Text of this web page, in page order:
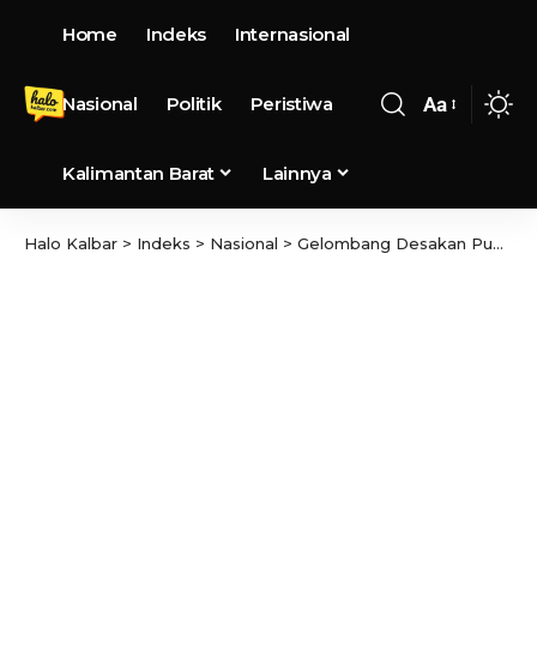
Home Indeks Internasional
Nasional Politik Peristiwa
Kalimantan Barat Lainnya
Aa
Halo Kalbar > Indeks > Nasional > Gelombang Desakan Publik: UU Perampasan Aset Koruptor Harus Segera Disahkan, Menteri & Dewan Dievaluasi